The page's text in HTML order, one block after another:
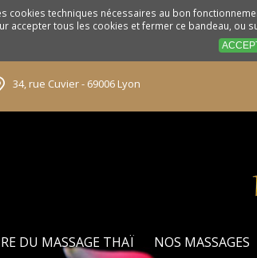
34, rue Cuvier - 69006 Lyon
DU MASSAGE THAÏ NOS MASSAGES
cookies techniques nécessaires au bon
pour accepter tous les cookies et fermer ce bandeau,